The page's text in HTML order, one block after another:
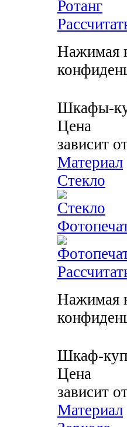
Нажимая
Шкафы-
Цена
зависит
Материал
Стекло
Нажимая
Шкаф-
Цена
зависит
Материал